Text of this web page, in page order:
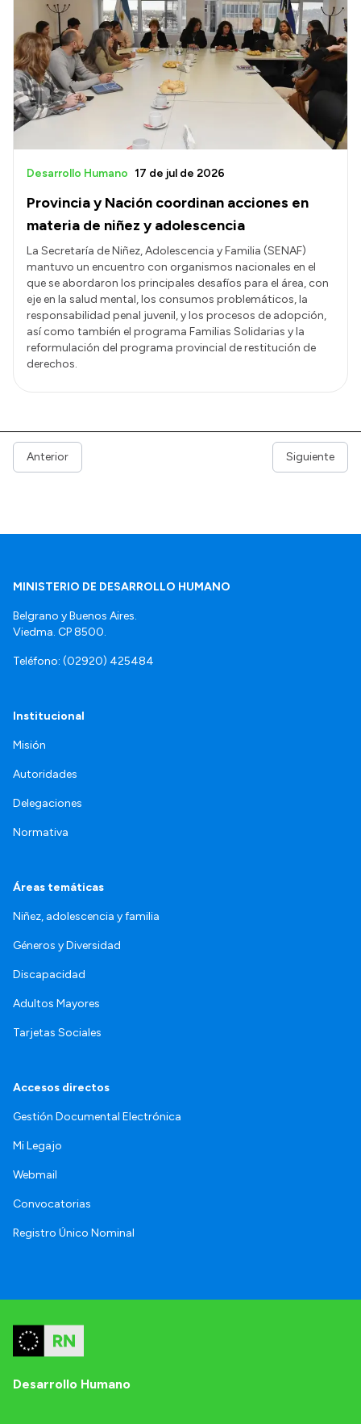
Provincia y Nación coordinan acciones en
materia de niñez y adolescencia
Desarrollo Humano 17 de jul de 2026
La Secretaría de Niñez, Adolescencia y Familia (SENAF)
mantuvo un encuentro con organismos nacionales en el
que se abordaron los principales desafíos para el área, con
eje en la salud mental, los consumos problemáticos, la
responsabilidad penal juvenil, y los procesos de adopción,
así como también el programa Familias Solidarias y la
reformulación del programa provincial de restitución de
derechos.
Anterior Siguiente
MINISTERIO DE DESARROLLO HUMANO
Belgrano y Buenos Aires.
Viedma. CP 8500.
Teléfono: (02920) 425484
Institucional
Misión
Autoridades
Delegaciones
Normativa
Áreas temáticas
Niñez, adolescencia y familia
Géneros y Diversidad
Discapacidad
Adultos Mayores
Tarjetas Sociales
Accesos directos
Gestión Documental Electrónica
Mi Legajo
Webmail
Convocatorias
Registro Único Nominal
Desarrollo Humano